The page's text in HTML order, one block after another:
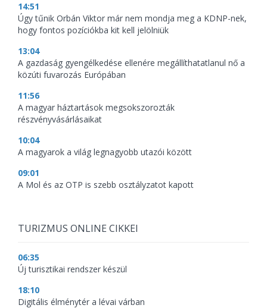
14:51
Úgy tűnik Orbán Viktor már nem mondja meg a KDNP-nek,
hogy fontos pozíciókba kit kell jelölniük
13:04
A gazdaság gyengélkedése ellenére megállíthatatlanul nő a
közúti fuvarozás Európában
11:56
A magyar háztartások megsokszorozták
részvényvásárlásaikat
10:04
A magyarok a világ legnagyobb utazói között
09:01
A Mol és az OTP is szebb osztályzatot kapott
TURIZMUS ONLINE CIKKEI
06:35
Új turisztikai rendszer készül
18:10
Digitális élménytér a lévai várban